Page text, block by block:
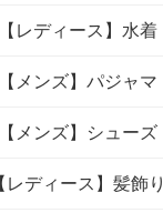
【レディース】水着
【メンズ】パジャマ
【メンズ】シューズ
レディース】髪飾り